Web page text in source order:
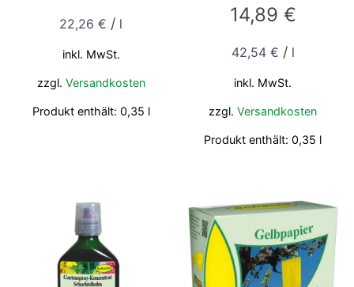
22,26€ / l
inkl. MwSt.
zzgl. Versandkosten
Produkt enthält: 0,35 l
14,89 €
42,54 € / l
inkl. MwSt.
zzgl.Versandkosten
Produkt enthält: 0,35 l